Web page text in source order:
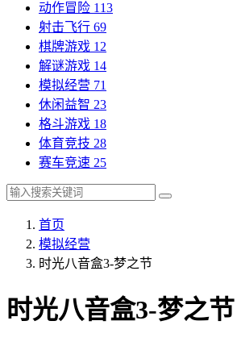
动作冒险 113
射击飞行 69
棋牌游戏 12
解谜游戏 14
模拟经营 71
休闲益智 23
格斗游戏 18
体育竞技 28
赛车竞速 25
首页
模拟经营
时光八音盒3-梦之节
时光八音盒3-梦之节